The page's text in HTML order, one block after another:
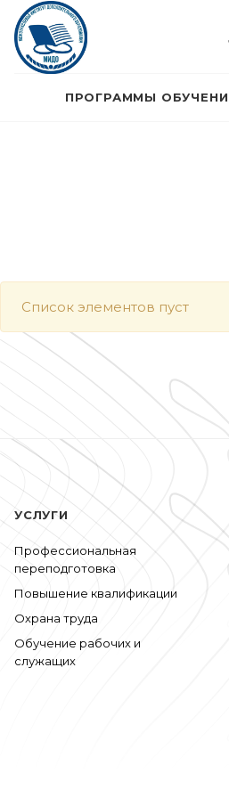
ПРОГРАММЫ
Список элементов пуст
УСЛУГИ
Профессиональная
переподготовка
Повышение квалификации
Охрана труда
Обучение рабочих и
служащих